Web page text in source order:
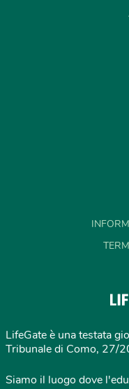
LifeGate è una testata
Tribunale di Como, 27/
Siamo il luogo dove